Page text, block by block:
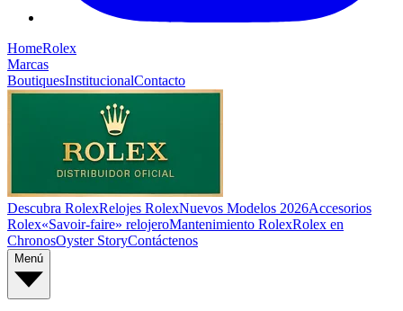
HomeRolex
Marcas
BoutiquesInstitucionalContacto
Descubra RolexRelojes RolexNuevos Modelos 2026Accesorios
Rolex«Savoir-faire» relojeroMantenimiento RolexRolex en
ChronosOyster StoryContáctenos
Menú